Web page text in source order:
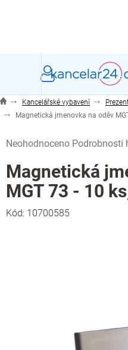
Kancelářské vybavení
Magnetická jmenovka na oděv
hodnocení
produktu
je
0,0
z
5
Neohodnoceno Podrobnosti
Magnetická
MGT 73 - 10
Kód: 10700585